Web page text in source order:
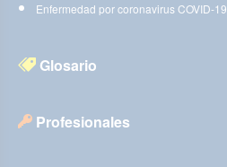
Enfermedad por coronavirus COVID-19
Glosario
Profesionales